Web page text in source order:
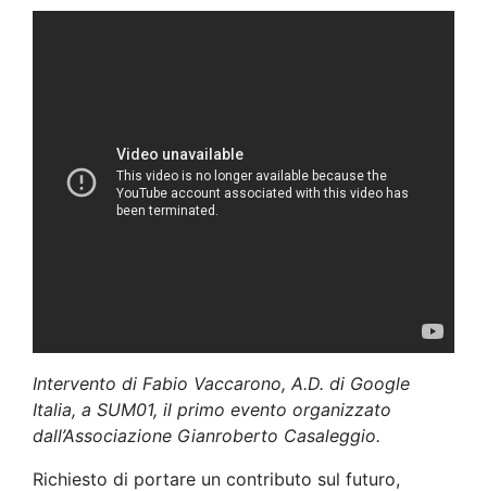
Intervento di Fabio Vaccarono, A.D. di Google
Italia, a SUM01, il primo evento organizzato
dall’Associazione Gianroberto Casaleggio.
Richiesto di portare un contributo sul futuro,